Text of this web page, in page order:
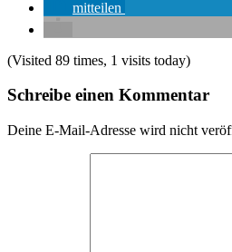
mitteilen
(Visited 89 times, 1 visits today)
Schreibe einen Kommentar
Deine E-Mail-Adresse wird nicht